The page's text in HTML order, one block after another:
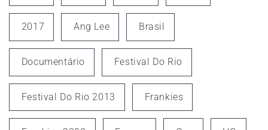
2017 Ang Lee Brasil
Documentário Festival Do Rio
Festival Do Rio 2013 Frankies